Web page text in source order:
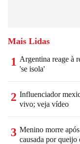
Mais Lidas
1 Argentina reage à
'se isola'
2 Influenciador
vivo; veja vídeo
3 Menino morre
causada por queijo